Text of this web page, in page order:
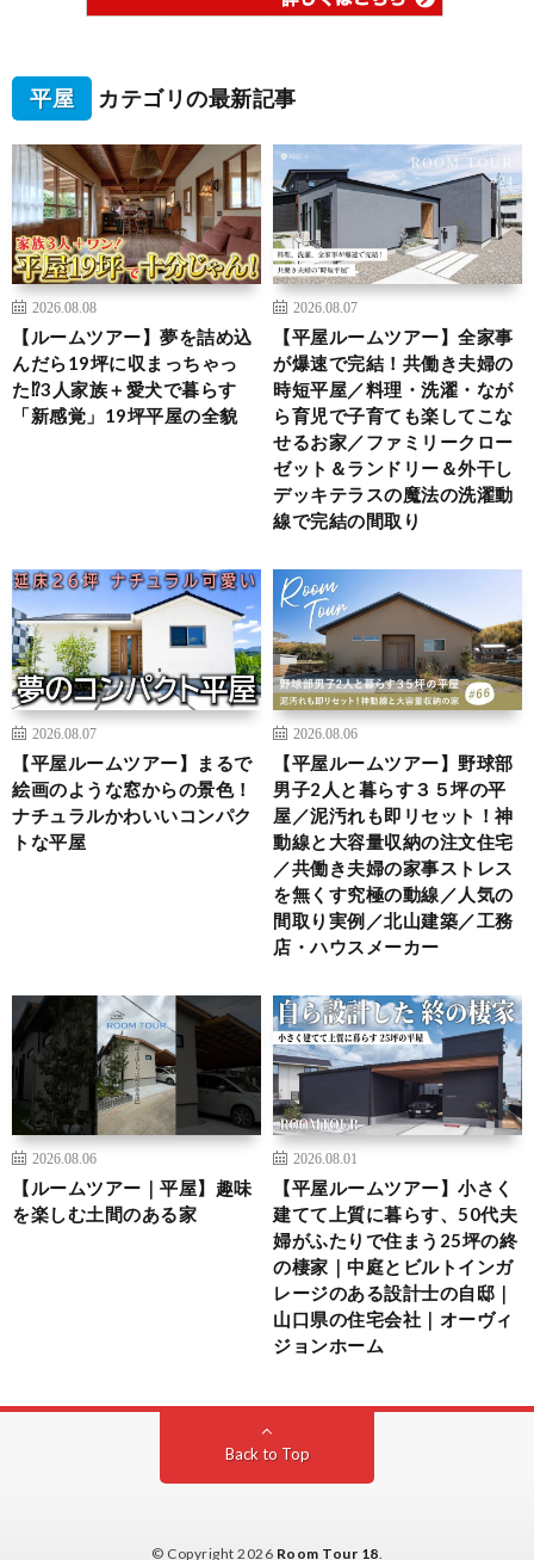
平屋 カテゴリの最新記事
2026.08.08
【ルームツアー】夢を詰め込
んだら19坪に収まっちゃっ
た⁉︎3人家族＋愛犬で暮らす
「新感覚」19坪平屋の全貌
2026.08.07
【平屋ルームツアー】全家事
が爆速で完結！共働き夫婦の
時短平屋／料理・洗濯・なが
ら育児で子育ても楽してこな
せるお家／ファミリークロー
ゼット＆ランドリー＆外干し
デッキテラスの魔法の洗濯動
線で完結の間取り
2026.08.07
【平屋ルームツアー】まるで
絵画のような窓からの景色！
ナチュラルかわいいコンパク
トな平屋
2026.08.06
【平屋ルームツアー】野球部
男子2人と暮らす３５坪の平
屋／泥汚れも即リセット！神
動線と大容量収納の注文住宅
／共働き夫婦の家事ストレス
を無くす究極の動線／人気の
間取り実例／北山建築／工務
店・ハウスメーカー
2026.08.06
【ルームツアー｜平屋】趣味
を楽しむ土間のある家
2026.08.01
【平屋ルームツアー】小さく
建てて上質に暮らす、50代夫
婦がふたりで住まう25坪の終
の棲家｜中庭とビルトインガ
レージのある設計士の自邸｜
山口県の住宅会社｜オーヴィ
ジョンホーム
Back to Top
© Copyright 2026 Room Tour 18.